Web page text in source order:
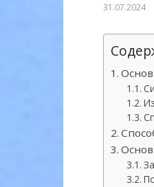
31.07.2024